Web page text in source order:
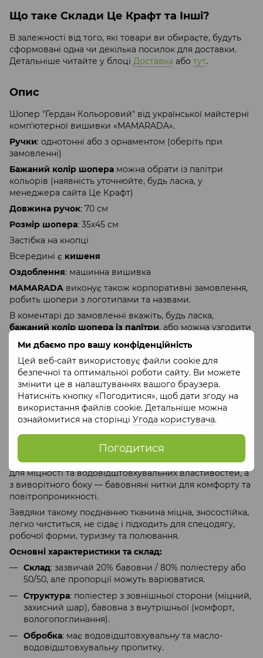
Ми дбаємо про вашу конфіденційність
Цей веб-сайт використовує файли cookie для
безпечної та оптимальної роботи сайту. Ви можете
змінити це в налаштуваннях вашого браузера.
Натисніть кнопку «Погодитися», щоб дати згоду на
використання файлів cookie. Детальніше можна
ознайомитися на сторінці Угода користувача.
Погодитися
Що таке Склади Це Крафт та Інші?
В залежності від того, які товари ви обираєте, будуть
сформовані одна чи декілька посилок для доставки.
Детальніше читайте у блоці Доставка або тут.
Опис
Шопер "Гердан Кольоровий" від української майстерні
комп'ютерної вишивки «MAMARADA».
Ручки: однотонні або з орнаментом (оберіть при
замовленні)
Бажаний колір шопера можна обрати із палітри
кольорів (наявність уточнюйте, будь ласка, у
менеджера сайта Це Крафт)
Довжина ручок: 70 см
Розмір шопера: 35х45 см
Застібка на кнопці
Всередині є кишеня
Оздоблення: машинна вишивка
MAMARADA виконує також корпоративні замовлення,
робить шопери з логотипами та назвами.
В коментарі до замовленні вкажіть, будь ласка,
бажаний колір шопера із палітри, або можна узгодити
всі деталі замовлення за телефоном 066-898-22-24.
Замовлення в індивідуальних кольорах виконується
протягом 5 робочих днів.
Купуючи вишиті шопериMAMARADA, розвиваємо
українське та зберігаємо традиції!
Шопери мають гарну якісну тканину і унікальну
вишивку.
Тканина «Грета» — це змішаний матеріал, основою
якого є бавовна (20–50%) та поліестер (50–80%).
Зазвичай з лицьового боку виведені поліефірні нитки
для міцності та водовідштовхувальних властивостей, а
з виворітного боку — бавовняні нитки для комфорту та
повітропроникності.
Завдяки такому поєднанню тканина міцна, зносостійка,
легко чиститься, не сідає і підходить для спецодягу,
робочої форми, туризму та полювання.
Основні характеристики та склад:
Склад: зазвичай 20% бавовни / 80% поліестеру або
50/50, але пропорції можуть варіюватися.
Структура: поліестер з зовнішньої сторони (міцний,
захисний шар), бавовна з внутрішньої (комфорт,
вологопоглинання).
Обробка: має водовідштовхувальну та масло-
водовідштовхувальну пропитку.